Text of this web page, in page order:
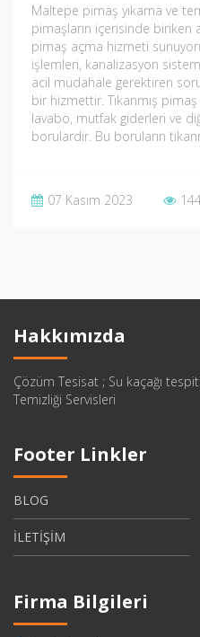
Maltepe pimaş yıkama ve
pimaşların içerisinde biriken
pimaş açma hizmeti
işlemleri, kanalizasyon
acil müdahale gerektiren
bir hizmettir. Tıkanmış
lavabo, mutfak giderleri ve
borulardır. Bu boruların
07 Kasım 2023
Hakkımızda
Çözüm Tesisat ; Su kaçağı
Temizliği Servisleri
Footer Linkler
BLOG
İLETİŞİM
Firma Bilgileri